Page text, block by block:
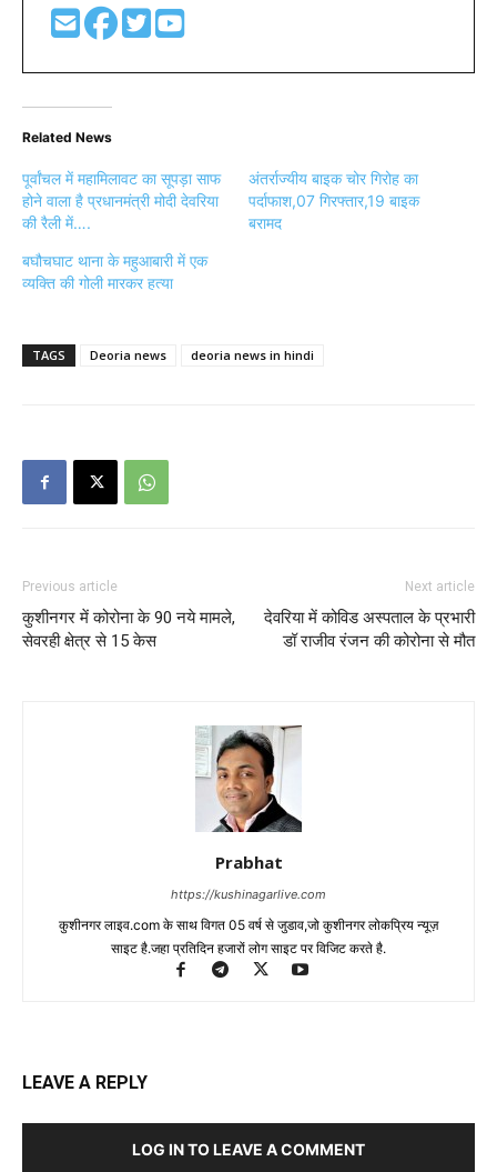
Related News
पूर्वांचल में महामिलावट का सूपड़ा साफ
होने वाला है प्रधानमंत्री मोदी देवरिया
की रैली में….
अंतर्राज्यीय बाइक चोर गिरोह का
पर्दाफाश,07 गिरफ्तार,19 बाइक
बरामद
बघौचघाट थाना के महुआबारी में एक
व्यक्ति की गोली मारकर हत्या
TAGS Deoria news deoria news in hindi
Previous article
कुशीनगर में कोरोना के 90 नये मामले,
सेवरही क्षेत्र से 15 केस
Next article
देवरिया में कोविड अस्पताल के प्रभारी
डॉ राजीव रंजन की कोरोना से मौत
Prabhat
https://kushinagarlive.com
कुशीनगर लाइव.com के साथ विगत 05 वर्ष से जुडाव,जो कुशीनगर लोकप्रिय न्यूज़
साइट है.जहा प्रतिदिन हजारों लोग साइट पर विजिट करते है.
LEAVE A REPLY
LOG IN TO LEAVE A COMMENT